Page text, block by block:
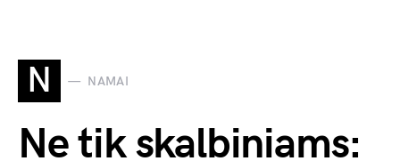
N NAMAI
Ne tik skalbiniams: